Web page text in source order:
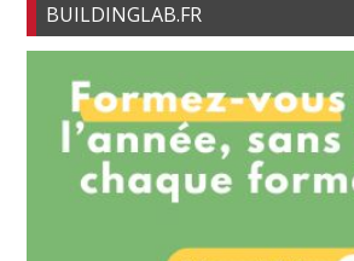
BUILDINGLAB.FR